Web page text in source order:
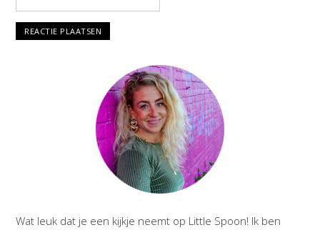
Wat leuk dat je een kijkje neemt op Little Spoon! Ik ben